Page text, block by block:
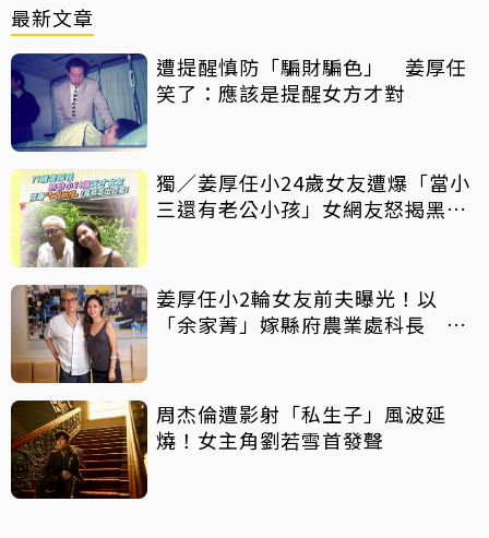
最新文章
遭提醒慎防「騙財騙色」 姜厚任
笑了：應該是提醒女方才對
獨／姜厚任小24歲女友遭爆「當小
三還有老公小孩」女網友怒揭黑歷
姜厚任小2輪女友前夫曝光！以
「余家菁」嫁縣府農業處科長 交
周杰倫遭影射「私生子」風波延
燒！女主角劉若雪首發聲